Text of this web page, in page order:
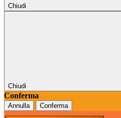
Chiudi
Chiudi
Conferma
Annulla Conferma